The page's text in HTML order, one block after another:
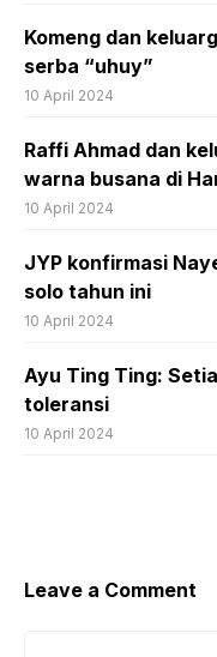
Komeng dan
serba “uhuy”
10 April 2024
Raffi Ahmad dan
warna busana di
10 April 2024
JYP konfirmasi
solo tahun ini
10 April 2024
Ayu Ting Ting:
toleransi
10 April 2024
Leave a Comment